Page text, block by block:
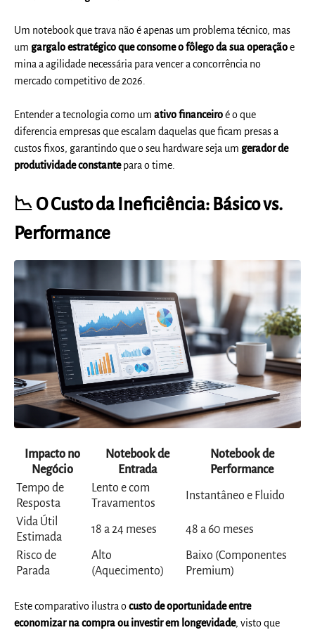
Um notebook que trava não é apenas um problema técnico, mas
um gargalo estratégico que consome o fôlego da sua operaçãoe
mina a agilidade necessária para vencer a concorrência no
mercado competitivo de 2026.
Entender a tecnologia como umativo financeiroé o que
diferencia empresas que escalam daquelas que ficam presas a
custos fixos, garantindo que o seu hardware seja um gerador de
produtividade constantepara o time.
📉 O Custo da Ineficiência: Básico vs.
Performance
Impacto no
Negócio
Notebook de
Entrada
Notebook de
Performance
Tempo de
Resposta
Lento e com
Travamentos
Instantâneo e Fluido
Vida Útil
Estimada
18 a 24 meses 48 a 60 meses
Risco de
Parada
Alto
(Aquecimento)
Baixo (Componentes
Premium)
Este comparativo ilustra ocusto de oportunidade entre
economizar na compra ou investir em longevidade, visto que